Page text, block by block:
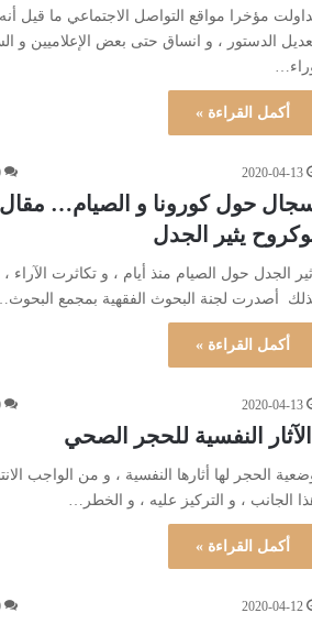
مؤخرا مواقع التواصل الاجتماعي ما قيل
الدستور ، و انساق حتى بعض الإعلاميين و
أكمل القراءة »
2020-04-13
حول كورونا و الصيام… مقال
يثير الجدل
أثير الجدل حول الصيام منذ أيام ، و تكاثرت الآراء
أصدرت لجنة البحوث الفقهية بمجمع
أكمل القراءة »
2020-04-13
الآثار النفسية للحجر الصحي
الحجر لها أثارها النفسية ، و من الواجب
الجانب ، و التركيز عليه ، و الخطر…
أكمل القراءة »
2020-04-12